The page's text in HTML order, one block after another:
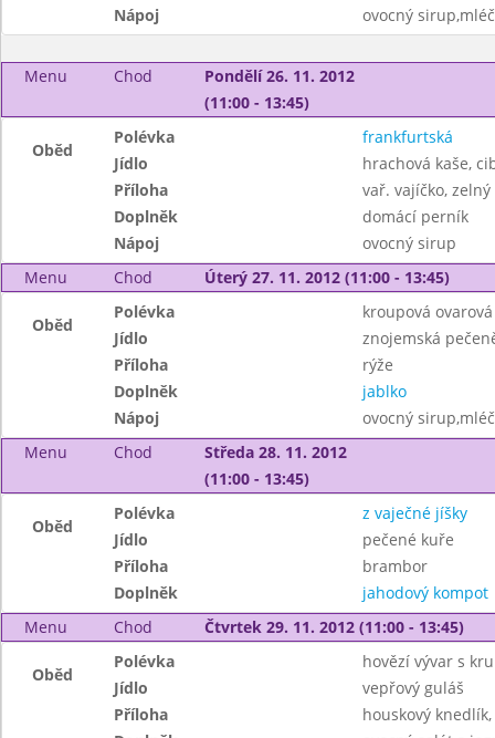
Nápoj
ovocný
Menu Chod
Pondělí 26. 11. 2012
(11:00 - 13:45)
Oběd
Polévka
frankfurtská
Jídlo
hrachová kaše,
Příloha
vař. vajíčko,
Doplněk
domácí perník
Nápoj
ovocný sirup
Menu
Chod Úterý 27. 11. 2012 (11:00 - 13:45)
Oběd
Polévka
kroupová ovarová
Jídlo
znojemská
Příloha
rýže
Doplněk
jablko
Nápoj
ovocný
Menu
Chod
Středa 28. 11. 2012
(11:00 - 13:45)
Oběd
Polévka
z vaječné jíšky
Jídlo
pečené kuře
Příloha
brambor
Doplněk
jahodový kompot
Menu
Chod Čtvrtek 29. 11. 2012 (11:00 - 13:45)
Oběd
Polévka
hovězí vývar s
Jídlo
vepřový guláš
Příloha
houskový